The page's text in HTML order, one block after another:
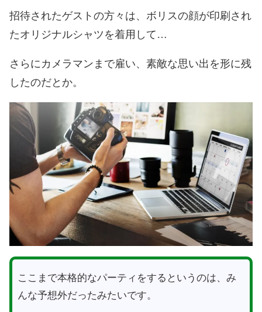
招待されたゲストの方々は、ボリスの顔が印刷され
たオリジナルシャツを着用して…
さらにカメラマンまで雇い、素敵な思い出を形に残
したのだとか。
ここまで本格的なパーティをするというのは、み
んな予想外だったみたいです。